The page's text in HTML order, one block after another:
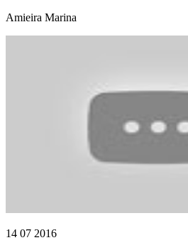
Amieira Marina
14 07 2016